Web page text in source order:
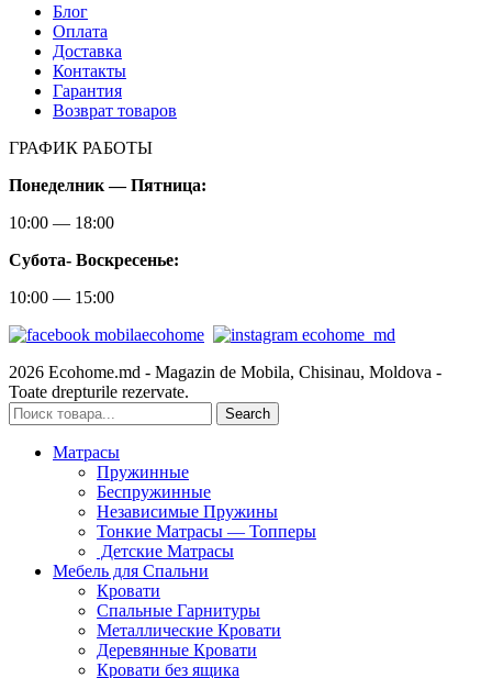
Блог
Оплата
Доставка
Контакты
Гарантия
Возврат товаров
ГРАФИК РАБОТЫ
Понеделник — Пятница:
10:00 — 18:00
Субота- Воскресенье:
10:00 — 15:00
2026 Ecohome.md - Magazin de Mobila, Chisinau, Moldova -
Toate drepturile rezervate.
Search
Матрасы
Пружинные
Беспружинные
Независимые Пружины
Тонкие Матрасы — Топперы
Детские Матрасы
Мебель для Спальни
Кровати
Спальные Гарнитуры
Металлические Кровати
Деревянные Кровати
Кровати без ящика